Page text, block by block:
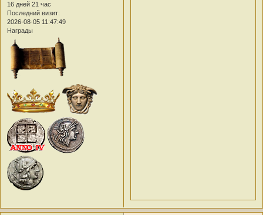
16 дней 21 час
Последний визит:
2026-08-05 11:47:49
Награды